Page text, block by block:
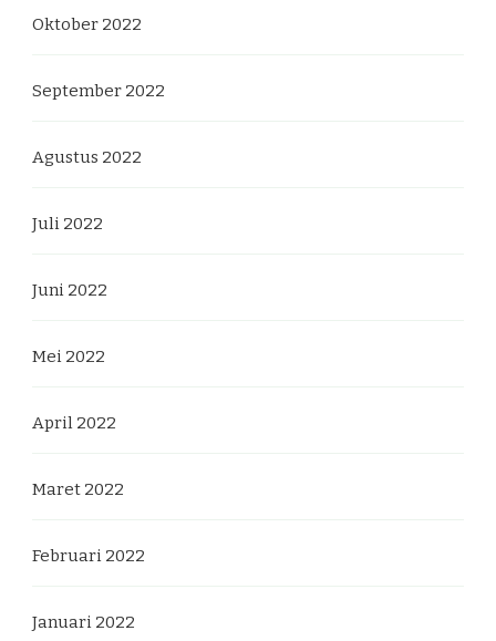
Oktober 2022
September 2022
Agustus 2022
Juli 2022
Juni 2022
Mei 2022
April 2022
Maret 2022
Februari 2022
Januari 2022